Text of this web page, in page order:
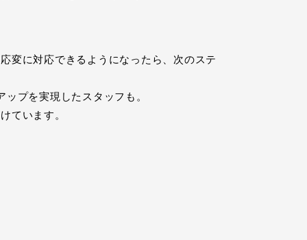
変に対応できるようになったら、次のステ
プを実現したスタッフも。
ています。